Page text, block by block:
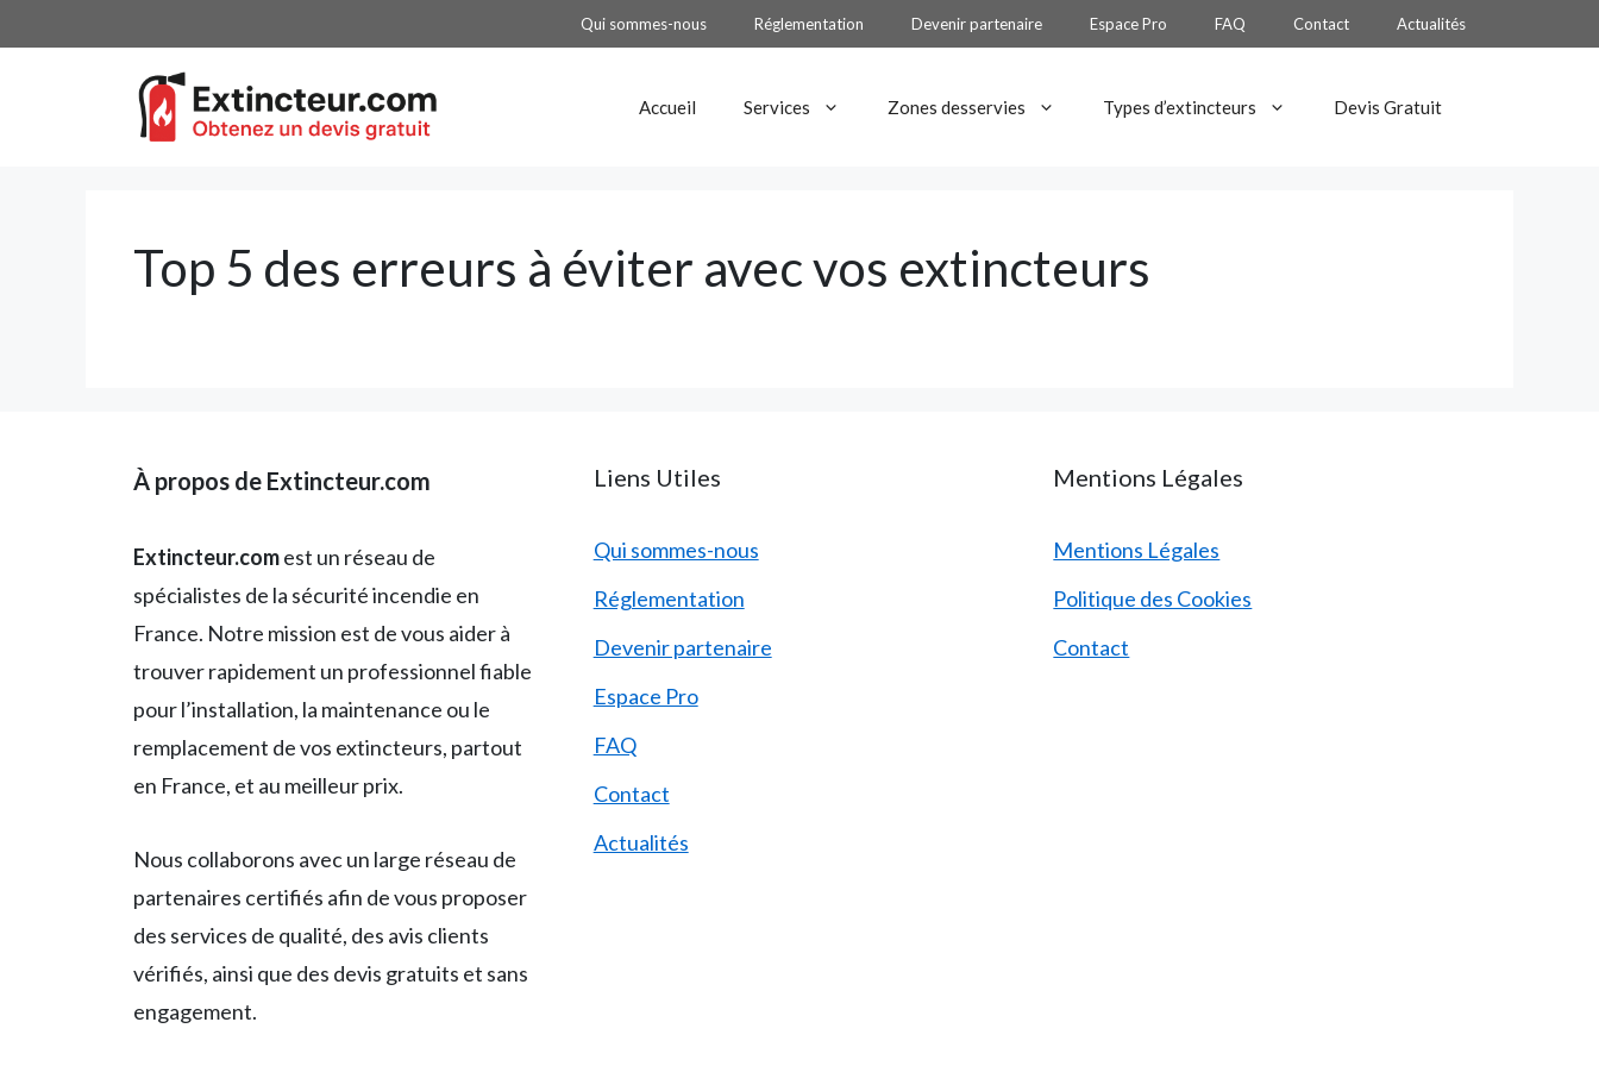
au
Qui sommes-nous Réglementation Devenir partenaire Espace Pro FAQ Contact Actualités
Accueil Services Zones desservies Types d’extincteurs Devis Gratuit
Top 5 des erreurs à éviter avec vos extincteurs
À propos de Extincteur.com
Extincteur.comest un réseau de
spécialistes de la sécurité incendie en
France. Notre mission est de vous aider à
trouver rapidement un professionnel fiable
pour l’installation, la maintenance ou le
remplacement de vos extincteurs, partout
en France, et au meilleur prix.
Nous collaborons avec un large réseau de
partenaires certifiés afin de vous proposer
des services de qualité, des avis clients
vérifiés, ainsi que des devis gratuits et sans
engagement.
Liens Utiles
Qui sommes-nous
Réglementation
Devenir partenaire
Espace Pro
FAQ
Contact
Actualités
Mentions Légales
Mentions Légales
Politique des Cookies
Contact